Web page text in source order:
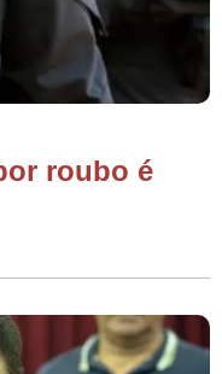
roubo é